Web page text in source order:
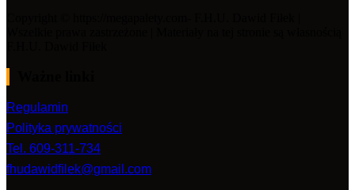
Regulamin
Polityka prywatności
Tel. 609-311-734
fhudawidfilek@gmail.com